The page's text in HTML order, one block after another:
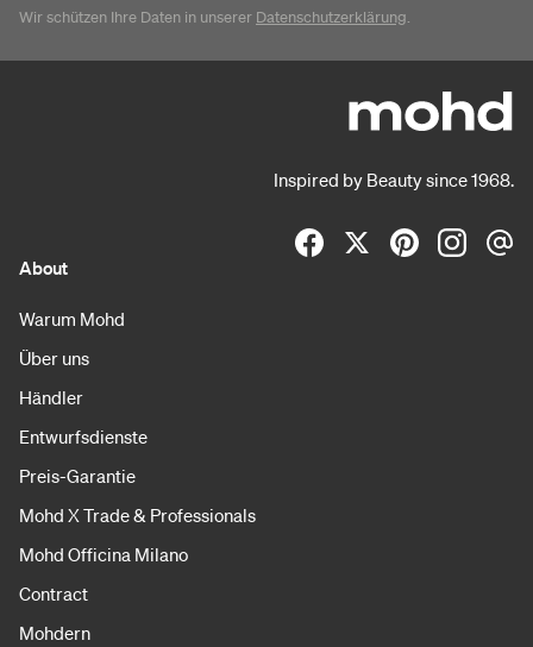
Wir schützen Ihre Daten in unserer Datenschutzerklärung.
Inspired by Beauty since 1968.
About
Warum Mohd
Über uns
Händler
Entwurfsdienste
Preis-Garantie
Mohd X Trade & Professionals
Mohd Officina Milano
Contract
Mohdern